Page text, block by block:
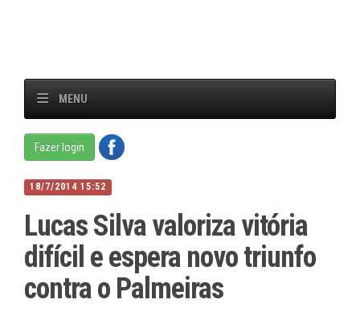
MENU
Fazer login
18/7/2014 15:52
Lucas Silva valoriza vitória
difícil e espera novo triunfo
contra o Palmeiras